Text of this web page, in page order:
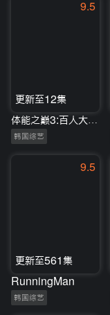
9.5
更新至12集
体能之巅3:百人大挑战
韩国综艺
9.5
更新至561集
RunningMan
韩国综艺